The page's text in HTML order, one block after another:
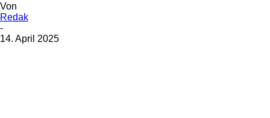
Von
Redak
-
14. April 2025